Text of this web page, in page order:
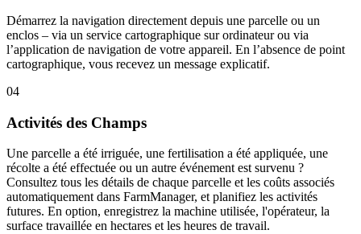
Démarrez la navigation directement depuis une parcelle ou un
enclos – via un service cartographique sur ordinateur ou via
l’application de navigation de votre appareil. En l’absence de point
cartographique, vous recevez un message explicatif.
04
Activités des Champs
Une parcelle a été irriguée, une fertilisation a été appliquée, une
récolte a été effectuée ou un autre événement est survenu ?
Consultez tous les détails de chaque parcelle et les coûts associés
automatiquement dans FarmManager, et planifiez les activités
futures. En option, enregistrez la machine utilisée, l'opérateur, la
surface travaillée en hectares et les heures de travail.